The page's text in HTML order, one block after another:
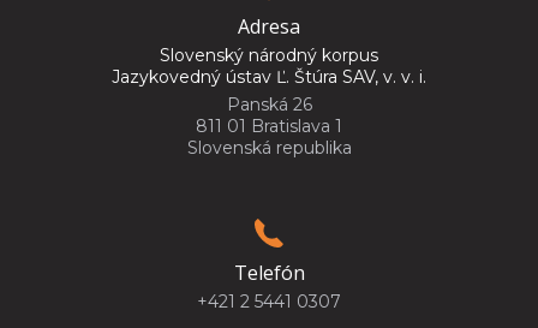
Adresa
Slovenský národný korpus
Jazykovedný ústav Ľ. Štúra SAV, v. v. i.
Panská 26
811 01 Bratislava 1
Slovenská republika
Telefón
+421 2 5441 0307